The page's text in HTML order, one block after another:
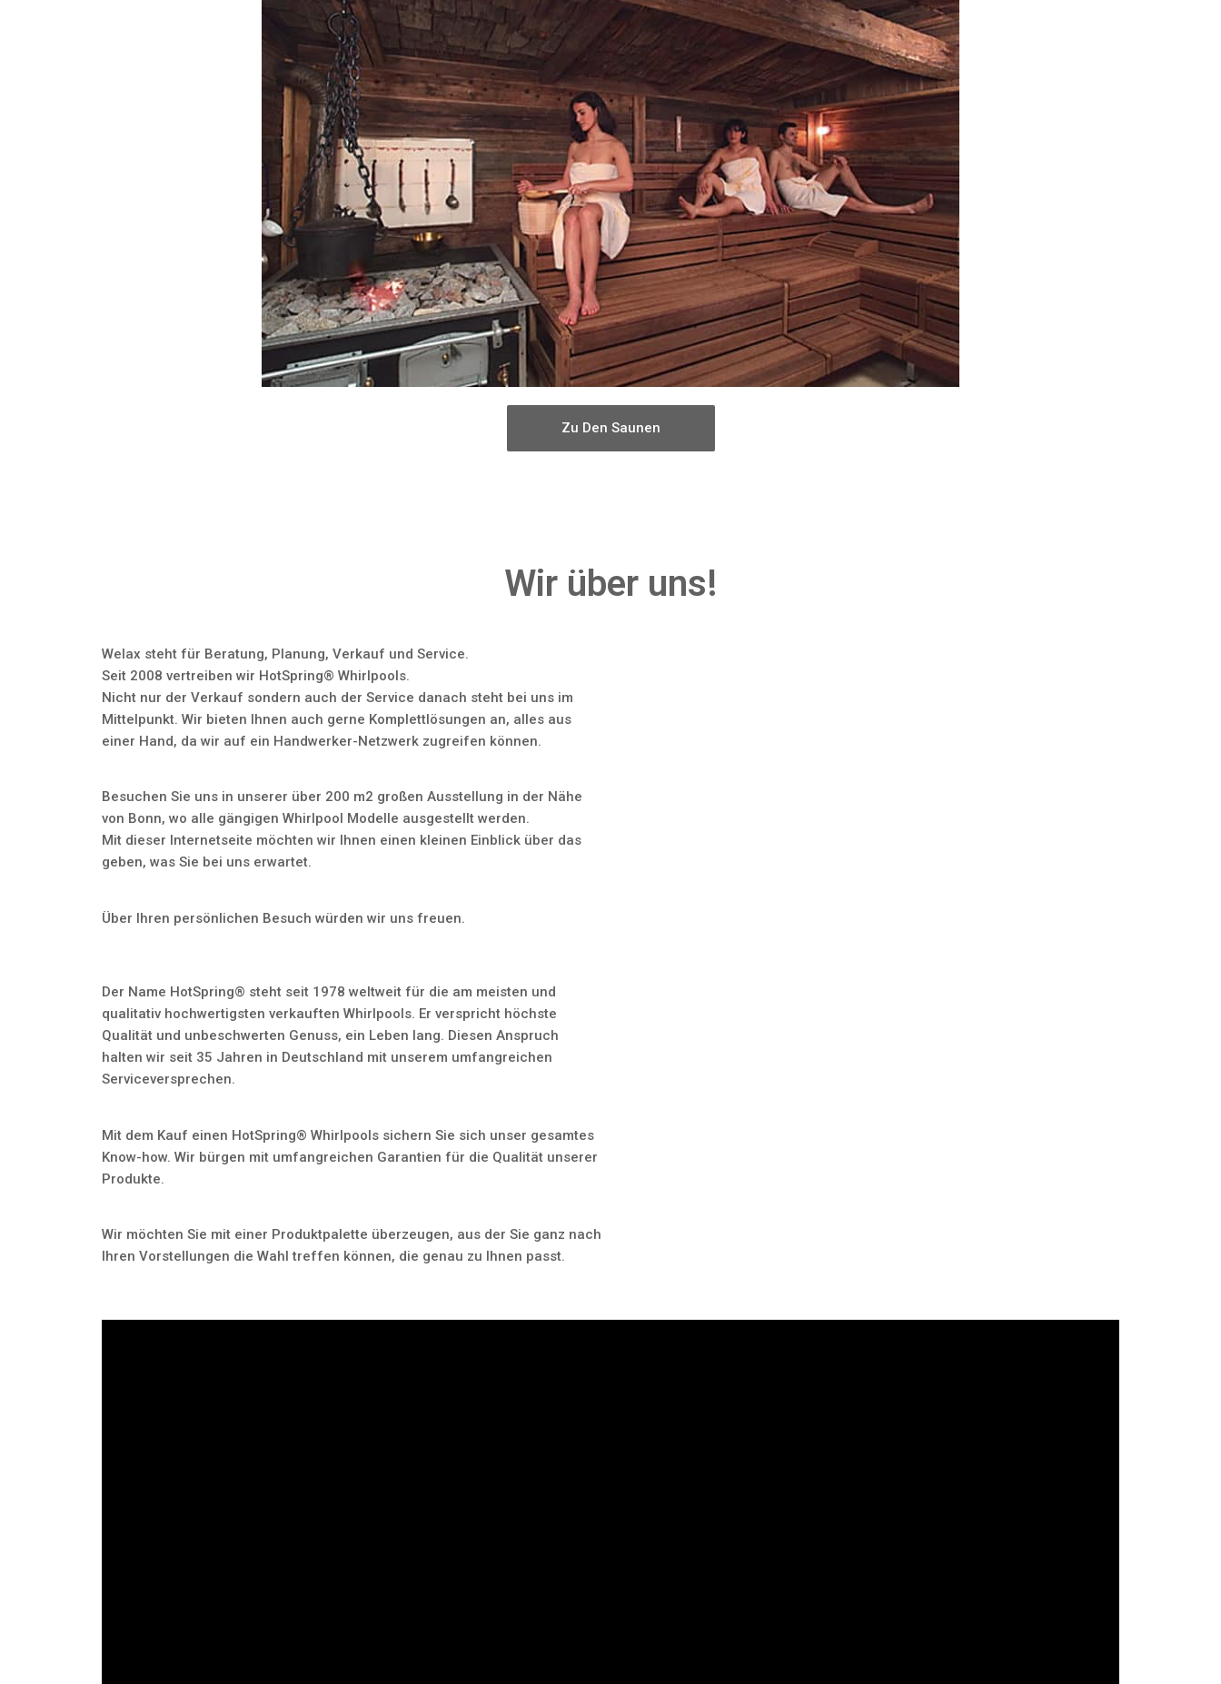
Zu Den Saunen
Wir über uns!
Welax steht für Beratung, Planung, Verkauf und Service.
Seit 2008 vertreiben wir HotSpring® Whirlpools.
Nicht nur der Verkauf sondern auch der Service danach steht bei uns im
Mittelpunkt. Wir bieten Ihnen auch gerne Komplettlösungen an, alles aus
einer Hand, da wir auf ein Handwerker-Netzwerk zugreifen können.
Besuchen Sie uns in unserer über 200 m2 großen Ausstellung in der Nähe
von Bonn, wo alle gängigen Whirlpool Modelle ausgestellt werden.
Mit dieser Internetseite möchten wir Ihnen einen kleinen Einblick über das
geben, was Sie bei uns erwartet.
Über Ihren persönlichen Besuch würden wir uns freuen.
Der Name HotSpring® steht seit 1978 weltweit für die am meisten und
qualitativ hochwertigsten verkauften Whirlpools. Er verspricht höchste
Qualität und unbeschwerten Genuss, ein Leben lang. Diesen Anspruch
halten wir seit 35 Jahren in Deutschland mit unserem umfangreichen
Serviceversprechen.
Mit dem Kauf einen HotSpring® Whirlpools sichern Sie sich unser gesamtes
Know-how. Wir bürgen mit umfangreichen Garantien für die Qualität unserer
Produkte.
Wir möchten Sie mit einer Produktpalette überzeugen, aus der Sie ganz nach
Ihren Vorstellungen die Wahl treffen können, die genau zu Ihnen passt.